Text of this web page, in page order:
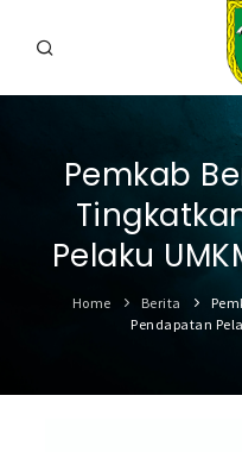
PROFIL
INFORMASI
SARANA &
IPKD
Pemkab
Pelaku
Home Berita
Pendapatan